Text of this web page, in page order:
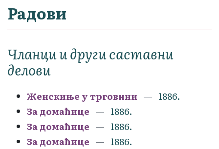
Радови
Чланци и други саставни
делови
Женскиње у трговини
1886.
За домаћице
1886.
За домаћице
1886.
За домаћице
1886.